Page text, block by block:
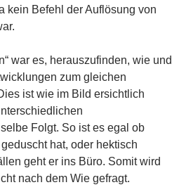
kein Befehl der Auflösung von
war es, herauszufinden, wie und
zum gleichen
ist wie im Bild ersichtlich
Folgt. So ist es egal ob
hat, oder hektisch
geht er ins Büro. Somit wird
nach dem Wie gefragt.